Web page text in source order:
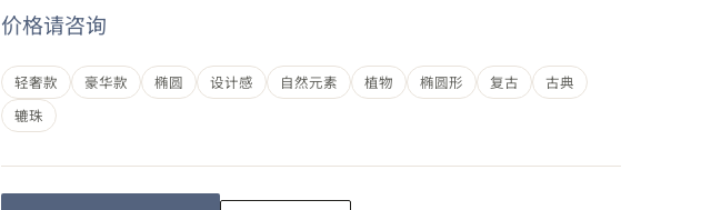
价格请咨询
轻奢款 豪华款 椭圆 设计感 自然元素 植物 椭圆形 复古
古典
辘珠